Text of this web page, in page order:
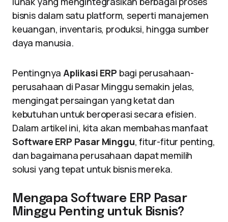
bisnis dalam satu platform, seperti manajemen
keuangan, inventaris, produksi, hingga sumber
daya manusia.
PentingnyaAplikasi ERP bagi perusahaan-
perusahaan di Pasar Minggu semakin jelas,
mengingat persaingan yang ketat dan
kebutuhan untuk beroperasi secara efisien.
Dalam artikel ini, kita akan membahas manfaat
Software ERP Pasar Minggu, fitur-fitur penting,
dan bagaimana perusahaan dapat memilih
solusi yang tepat untuk bisnis mereka.
Mengapa Software ERP Pasar
Minggu Penting untuk Bisnis?